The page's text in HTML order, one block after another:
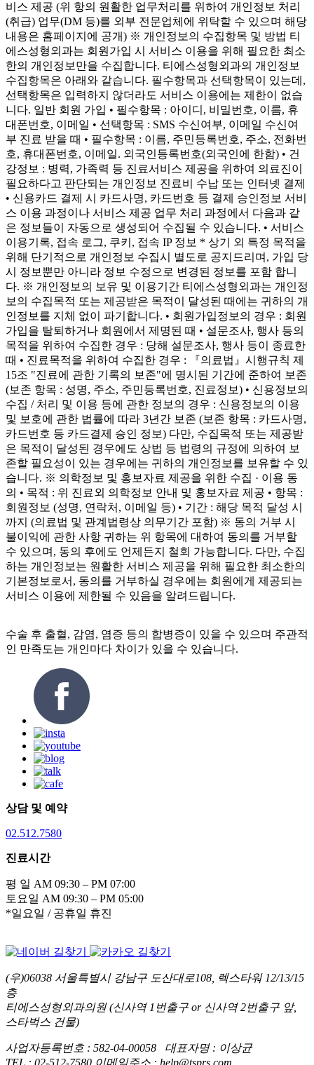
비스 제공 (위 항의 원활한 업무처리를 위하여 개인정보 처리
(취급) 업무(DM 등)를 외부 전문업체에 위탁할 수 있으며 해당
내용은 홈페이지에 공개) ※ 개인정보의 수집항목 및 방법 티
에스성형외과는 회원가입 시 서비스 이용을 위해 필요한 최소
한의 개인정보만을 수집합니다. 티에스성형외과의 개인정보
수집항목은 아래와 같습니다. 필수항목과 선택항목이 있는데,
선택항목은 입력하지 않더라도 서비스 이용에는 제한이 없습
니다. 일반 회원 가입 • 필수항목 : 아이디, 비밀번호, 이름, 휴
대폰번호, 이메일 • 선택항목 : SMS 수신여부, 이메일 수신여
부 진료 받을 때 • 필수항목 : 이름, 주민등록번호, 주소, 전화번
호, 휴대폰번호, 이메일. 외국인등록번호(외국인에 한함) • 건
강정보 : 병력, 가족력 등 진료서비스 제공을 위하여 의료진이
필요하다고 판단되는 개인정보 진료비 수납 또는 인터넷 결제
• 신용카드 결제 시 카드사명, 카드번호 등 결제 승인정보 서비
스 이용 과정이나 서비스 제공 업무 처리 과정에서 다음과 같
은 정보들이 자동으로 생성되어 수집될 수 있습니다. • 서비스
이용기록, 접속 로그, 쿠키, 접속 IP 정보 * 상기 외 특정 목적을
위해 단기적으로 개인정보 수집시 별도로 공지드리며, 가입 당
시 정보뿐만 아니라 정보 수정으로 변경된 정보를 포함 합니
다. ※ 개인정보의 보유 및 이용기간 티에스성형외과는 개인정
보의 수집목적 또는 제공받은 목적이 달성된 때에는 귀하의 개
인정보를 지체 없이 파기합니다. • 회원가입정보의 경우 : 회원
가입을 탈퇴하거나 회원에서 제명된 때 • 설문조사, 행사 등의
목적을 위하여 수집한 경우 : 당해 설문조사, 행사 등이 종료한
때 • 진료목적을 위하여 수집한 경우 : 『의료법』시행규칙 제
15조 "진료에 관한 기록의 보존"에 명시된 기간에 준하여 보존
(보존 항목 : 성명, 주소, 주민등록번호, 진료정보) • 신용정보의
수집 / 처리 및 이용 등에 관한 정보의 경우 : 신용정보의 이용
및 보호에 관한 법률에 따라 3년간 보존 (보존 항목 : 카드사명,
카드번호 등 카드결제 승인 정보) 다만, 수집목적 또는 제공받
은 목적이 달성된 경우에도 상법 등 법령의 규정에 의하여 보
존할 필요성이 있는 경우에는 귀하의 개인정보를 보유할 수 있
습니다. ※ 의학정보 및 홍보자료 제공을 위한 수집 · 이용 동
의 • 목적 : 위 진료외 의학정보 안내 및 홍보자료 제공 • 항목 :
회원정보 (성명, 연락처, 이메일 등) • 기간 : 해당 목적 달성 시
까지 (의료법 및 관계법령상 의무기간 포함) ※ 동의 거부 시
불이익에 관한 사항 귀하는 위 항목에 대하여 동의를 거부할
수 있으며, 동의 후에도 언제든지 철회 가능합니다. 다만, 수집
하는 개인정보는 원활한 서비스 제공을 위해 필요한 최소한의
기본정보로서, 동의를 거부하실 경우에는 회원에게 제공되는
서비스 이용에 제한될 수 있음을 알려드립니다.
수술 후 출혈, 감염, 염증 등의 합병증이 있을 수 있으며 주관적
인 만족도는 개인마다 차이가 있을 수 있습니다.
상담 및 예약
02.512.7580
진료시간
평 일 AM 09:30 – PM 07:00
토요일 AM 09:30 – PM 05:00
*일요일 / 공휴일 휴진
(우)06038 서울특별시 강남구 도산대로108, 렉스타워 12/13/15
층
티에스성형외과의원 (신사역 1번출구 or 신사역 2번출구 앞,
스타벅스 건물)
사업자등록번호 : 582-04-00058 대표자명 : 이상균